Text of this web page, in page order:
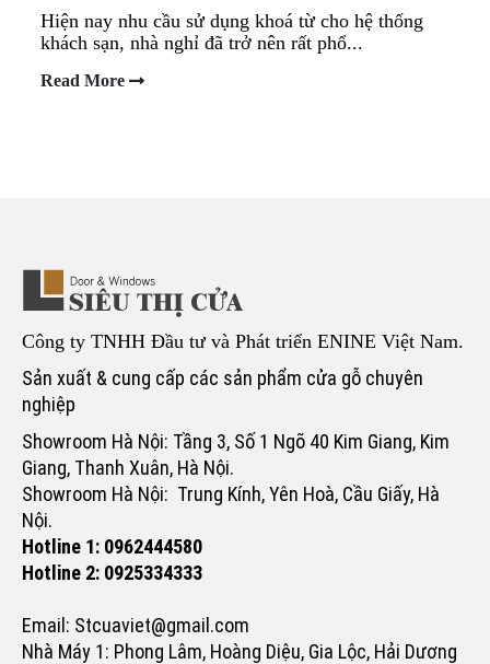
Hiện nay nhu cầu sử dụng khoá từ cho hệ thống
khách sạn, nhà nghỉ đã trở nên rất phổ...
Read More
Công ty TNHH Đầu tư và Phát triển ENINE Việt Nam.
Sản xuất & cung cấp các sản phẩm cửa gỗ chuyên
nghiệp
Showroom Hà Nội: Tầng 3, Số 1 Ngõ 40 Kim Giang, Kim
Giang, Thanh Xuân, Hà Nội.
Showroom Hà Nội: Trung Kính, Yên Hoà, Cầu Giấy, Hà
Nội.
Hotline 1: 0962444580
Hotline 2: 0925334333
Email: Stcuaviet@gmail.com
Nhà Máy 1: Phong Lâm, Hoàng Diệu, Gia Lộc, Hải Dương